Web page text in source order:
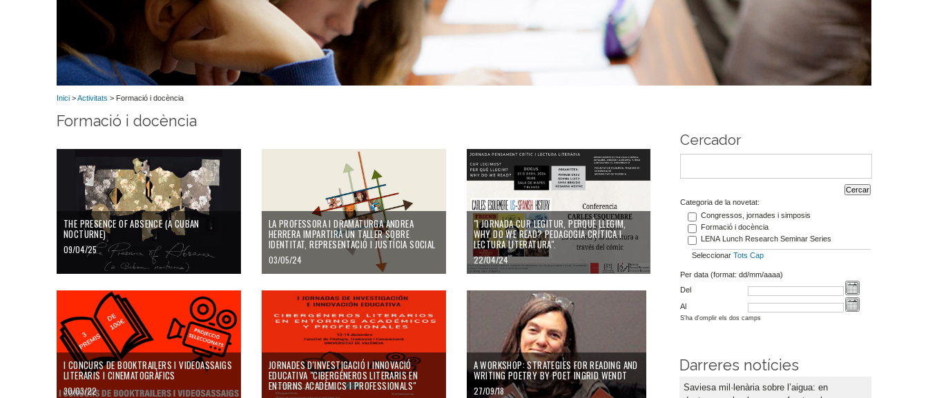
Inici >Activitats > Formació i docència
Formació i docència
THE PRESENCE OF ABSENCE (A CUBAN
NOCTURNE)
09/04/25
LA PROFESSORA I DRAMATURGA ANDREA
HERRERA IMPARTIRÀ UN TALLER SOBRE
IDENTITAT, REPRESENTACIÓ I JUSTÍCIA SOCIAL
03/05/24
"I JORNADA CUR LEGITUR, PERQUÈ LLEGIM,
WHY DO WE READ? PEDAGOGIA CRÍTICA I
LECTURA LITERATURA".
22/04/24
I CONCURS DE BOOKTRAILERS I VIDEOASSAIGS
LITERARIS I CINEMATOGRÀFICS
30/03/22
JORNADES D'INVESTIGACIÓ I INNOVACIÓ
EDUCATIVA "CIBERGÉNEROS LITERARIS EN
ENTORNS ACADÈMICS I PROFESSIONALS"
A WORKSHOP: STRATEGIES FOR READING AND
WRITING POETRY BY POET INGRID WENDT
27/09/18
Cercador
Categoria de la novetat:
Congressos, jornades i simposis
Formació i docència
LENA Lunch Research Seminar Series
Seleccionar Tots Cap
Per data (format: dd/mm/aaaa)
Del
Al
S'ha d'omplir els dos camps
Darreres notícies
Saviesa mil·lenària sobre l’aigua: en